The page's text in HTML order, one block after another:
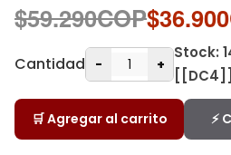
$59.290COP
Cantidad - +
Stock:
[[DC4]]
🛒 Agregar al carrito ⚡